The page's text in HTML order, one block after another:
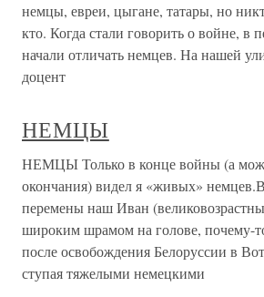
немцы, евреи, цыгане, татары, но
кто. Когда стали говорить о войне, в
начали отличать немцев. На нашей
доцент
НЕМЦЫ
НЕМЦЫ Только в конце войны (а
окончания) видел я «живых»
перемены наш Иван
широким шрамом на голове, почему-
после освобождения Белоруссии в
ступая тяжелыми немецкими